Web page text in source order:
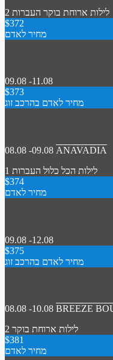
2 לילות ארוחת בוקר העברות
$372
מחיר לאדם
09.08 -11.08
$373
מחיר לאדם בהרכב זוג
08.08 -09.08 ANAVADIA
1 לילות הכל כלול העברות
$374
מחיר לאדם
09.08 -12.08
$375
מחיר לאדם בהרכב זוג
08.08 -10.08 BREEZE
2 לילות ארוחת בוקר
$381
מחיר לאדם